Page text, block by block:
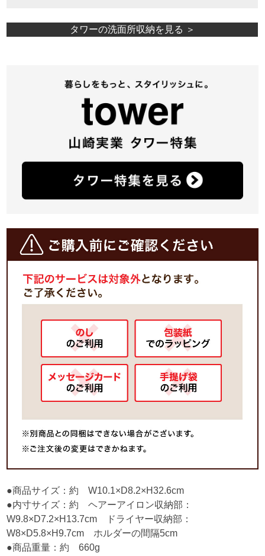
タワーの洗面所収納を見る ＞
●商品サイズ：約 W10.1×D8.2×H32.6cm
●内寸サイズ：約 ヘアーアイロン収納部：
W9.8×D7.2×H13.7cm ドライヤー収納部：
W8×D5.8×H9.7cm ホルダーの間隔5cm
●商品重量：約 660g